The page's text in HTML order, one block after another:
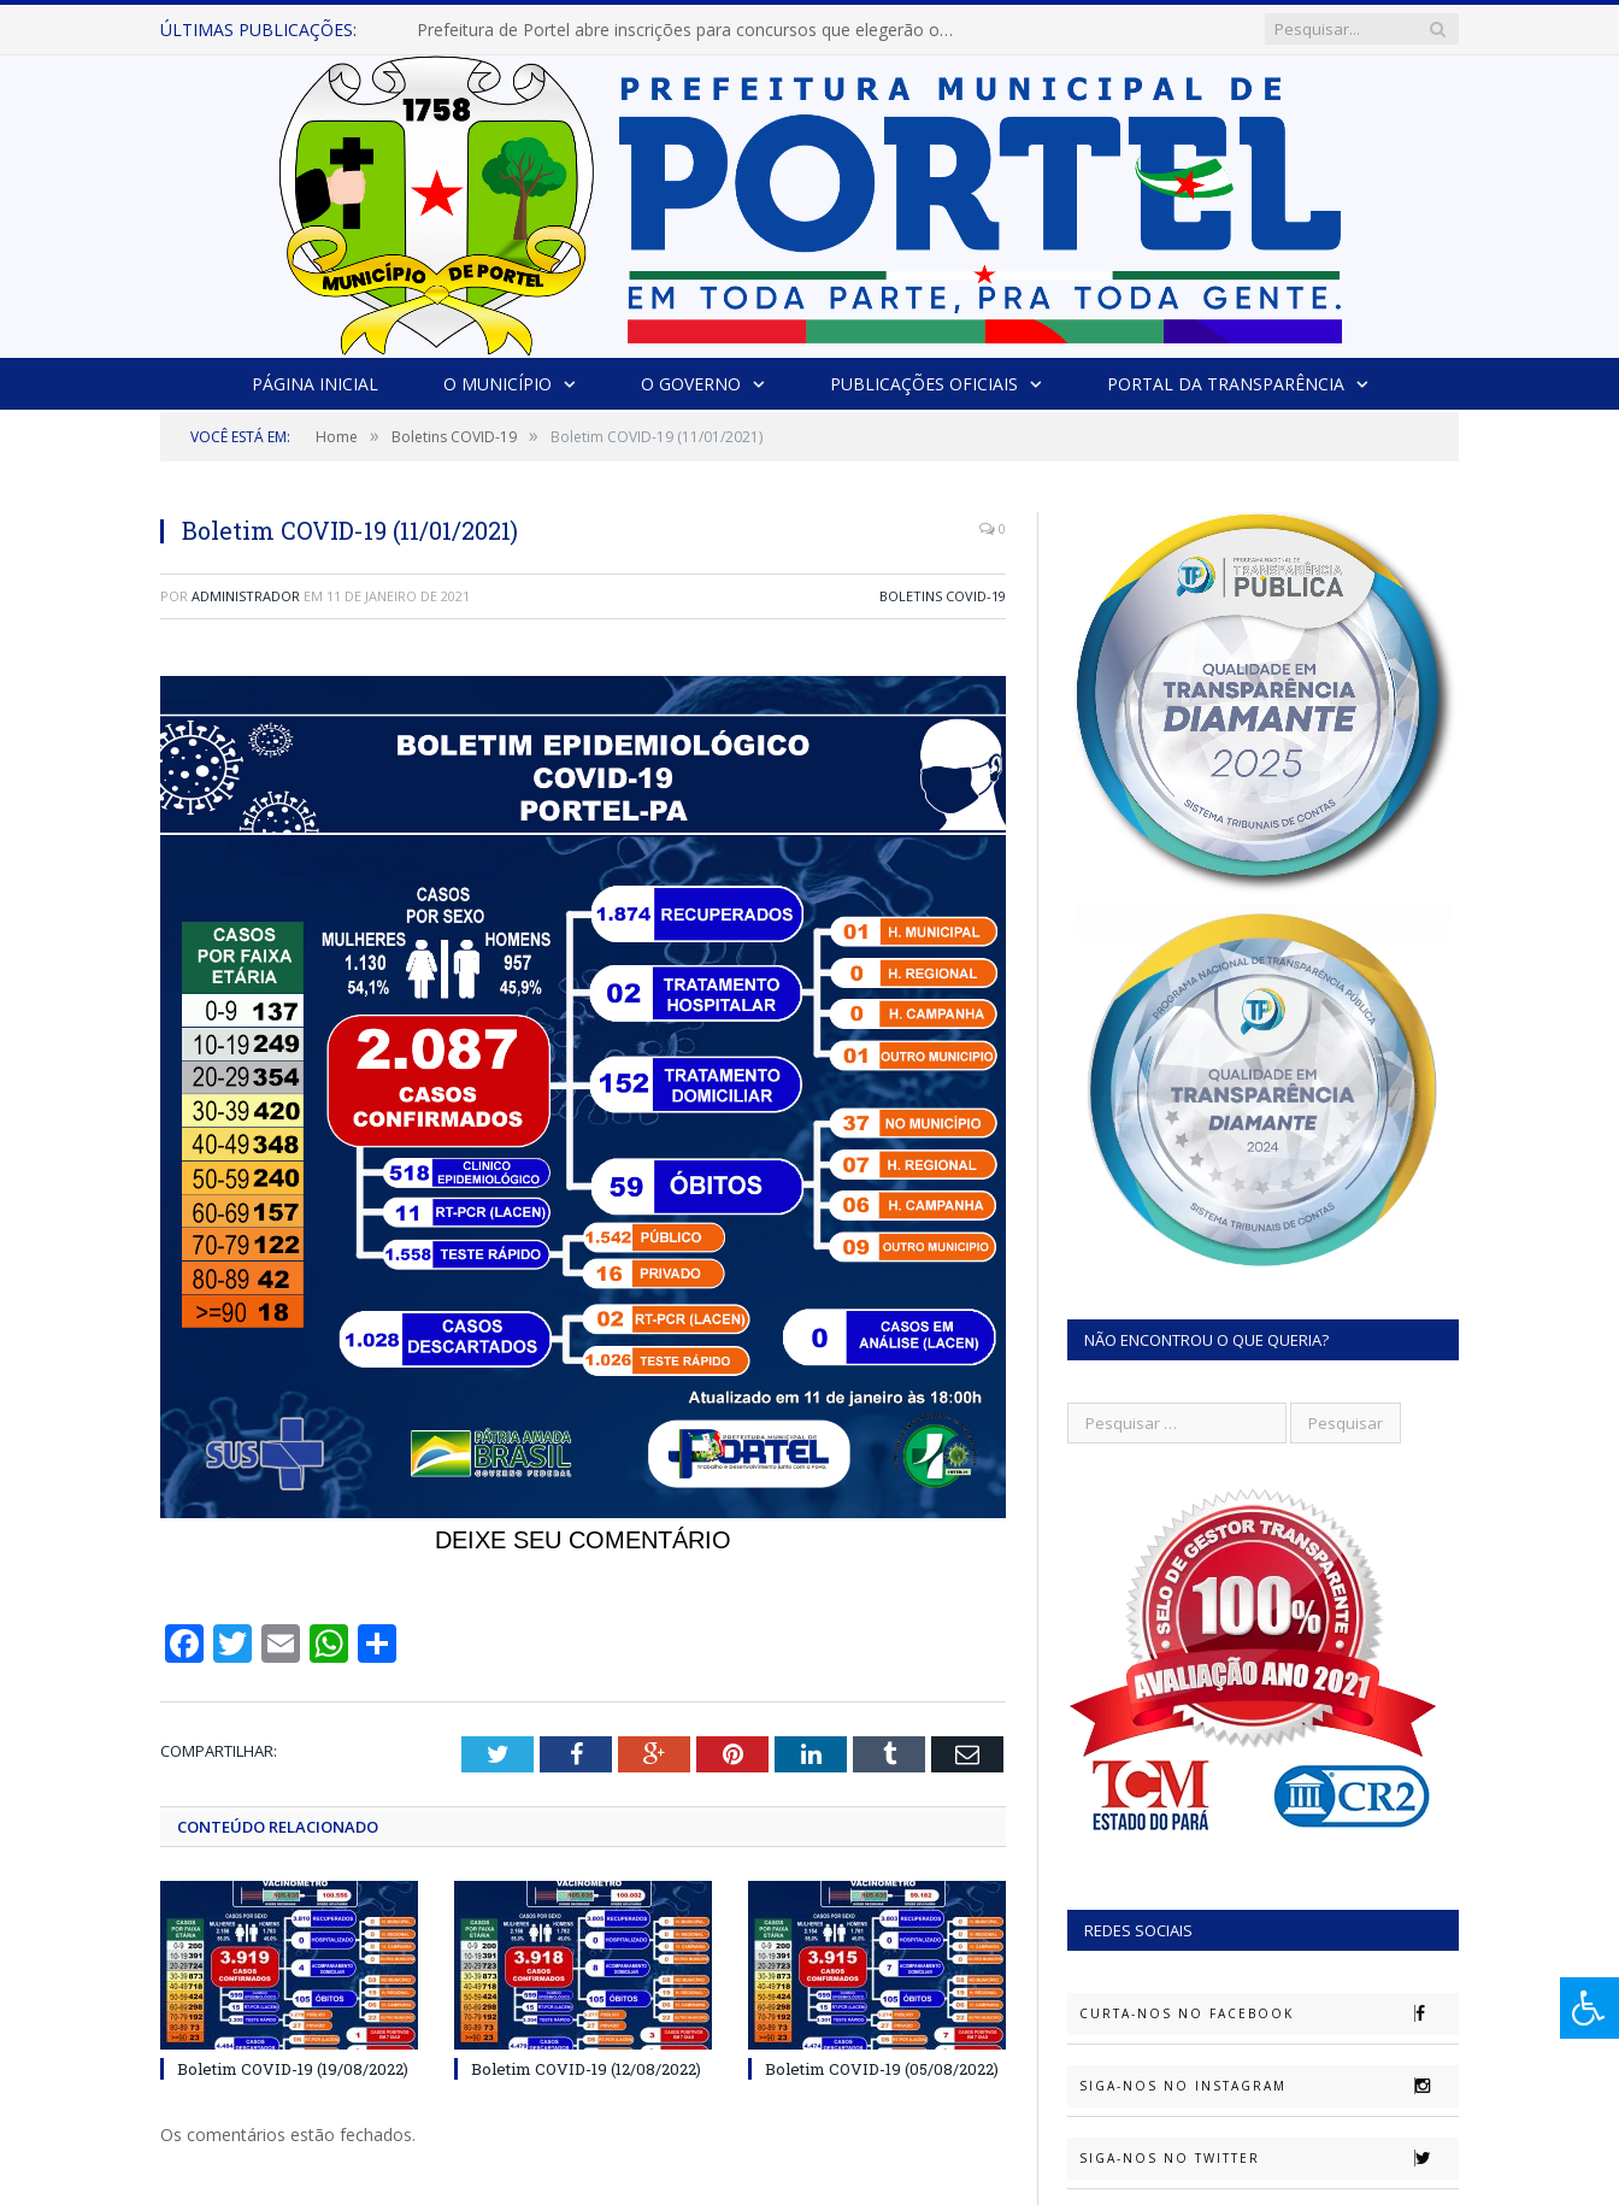
ÚLTIMAS PUBLICAÇÕES: Prefeitura de Portel abre inscrições para concursos que elegerão os destaques do Verão 2026
PÁGINA INICIAL O MUNICÍPIO O GOVERNO PUBLICAÇÕES OFICIAIS PORTAL DA TRANSPARÊNCIA
VOCÊ ESTÁ EM: Home » Boletins COVID-19 » Boletim COVID-19 (11/01/2021)
Boletim COVID-19 (11/01/2021) 0
POR ADMINISTRADOR EM 11 DE JANEIRO DE 2021 BOLETINS COVID-19
DEIXE SEU COMENTÁRIO
Facebook
Twitter
EmailWhatsApp
COMPARTILHAR: TwitterFacebookGoogle+PinterestLinkedInTumblr Email
CONTEÚDO RELACIONADO
Boletim COVID-19 (19/08/2022) Boletim COVID-19 (12/08/2022) Boletim COVID-19 (05/08/2022)
Os comentários estão fechados.
NÃO ENCONTROU O QUE QUERIA?
REDES SOCIAIS
CURTA-NOS NO FACEBOOK
SIGA-NOS NO INSTAGRAM
SIGA-NOS NO TWITTER